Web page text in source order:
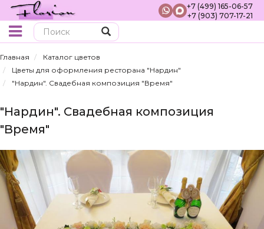
+7 (499) 165-06-57
+7 (903) 707-17-21
Главная
Каталог цветов
Цветы для оформления ресторана "Нардин"
"Нардин". Свадебная композиция "Время"
"Нардин". Свадебная композиция
"Время"